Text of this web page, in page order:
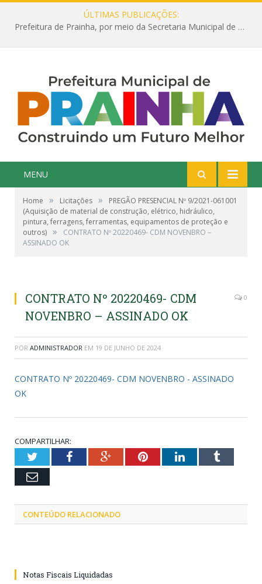
ÚLTIMAS PUBLICAÇÕES:
Prefeitura de Prainha, por meio da Secretaria Municipal de Educação, abre 354 vagas na área da Educação para 2025 com processo seletivo simplificado
MENU
Home » Licitações »
PREGÃO PRESENCIAL Nº 9/2021-061001
(Aquisição de material de construção, elétrico, hidráulico,
pintura, ferragens, ferramentas, equipamentos de proteção e
outros) »
CONTRATO Nº 20220469- CDM NOVENBRO –
ASSINADO OK
CONTRATO Nº 20220469- CDM
NOVENBRO – ASSINADO OK
0
POR ADMINISTRADOR EM 19 DE JUNHO DE 2024
CONTRATO Nº 20220469- CDM NOVENBRO - ASSINADO
OK
COMPARTILHAR:
TwitterFacebookGoogle+PinterestLinkedInTumblr
Email
CONTEÚDO RELACIONADO
Notas Fiscais Liquidadas